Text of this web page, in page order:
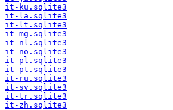
it-ku.sqlite3
it-la.sqlite3
it-lt.sqlite3
it-mg.sqlite3
it-nl.sqlite3
it-no.sqlite3
it-pl.sqlite3
it-pt.sqlite3
it-ru.sqlite3
it-sv.sqlite3
it-tr.sqlite3
it-zh.sqlite3